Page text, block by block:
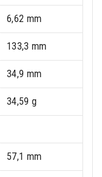
6,62 mm
133,3 mm
34,9 mm
34,59 g
57,1 mm